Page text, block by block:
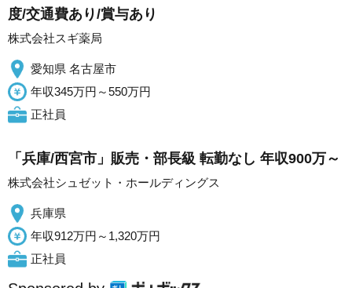
度/交通費あり/賞与あり
株式会社スギ薬局
愛知県 名古屋市
年収345万円～550万円
正社員
「兵庫/西宮市」販売・部長級 転勤なし 年収900万～
株式会社シュゼット・ホールディングス
兵庫県
年収912万円～1,320万円
正社員